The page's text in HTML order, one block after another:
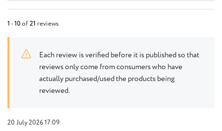
1 -10of21 reviews
Each review is verified before it is published so that
reviews only come from consumers who have
actually purchased/used the products being
reviewed.
20 July 2026 17:09